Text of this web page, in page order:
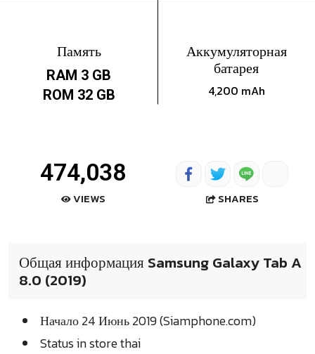
Память
RAM 3 GB
ROM 32 GB
Аккумуляторная
батарея
4,200 mAh
474,038
VIEWS SHARES
Общая информация Samsung Galaxy Tab A
8.0 (2019)
Начало 24 Июнь 2019 (Siamphone.com)
Status in store thai